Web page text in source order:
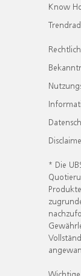
Know
* Die